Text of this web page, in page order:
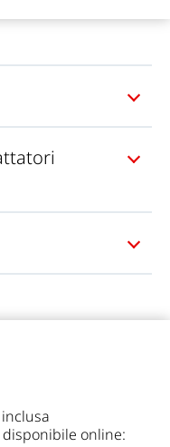
online: